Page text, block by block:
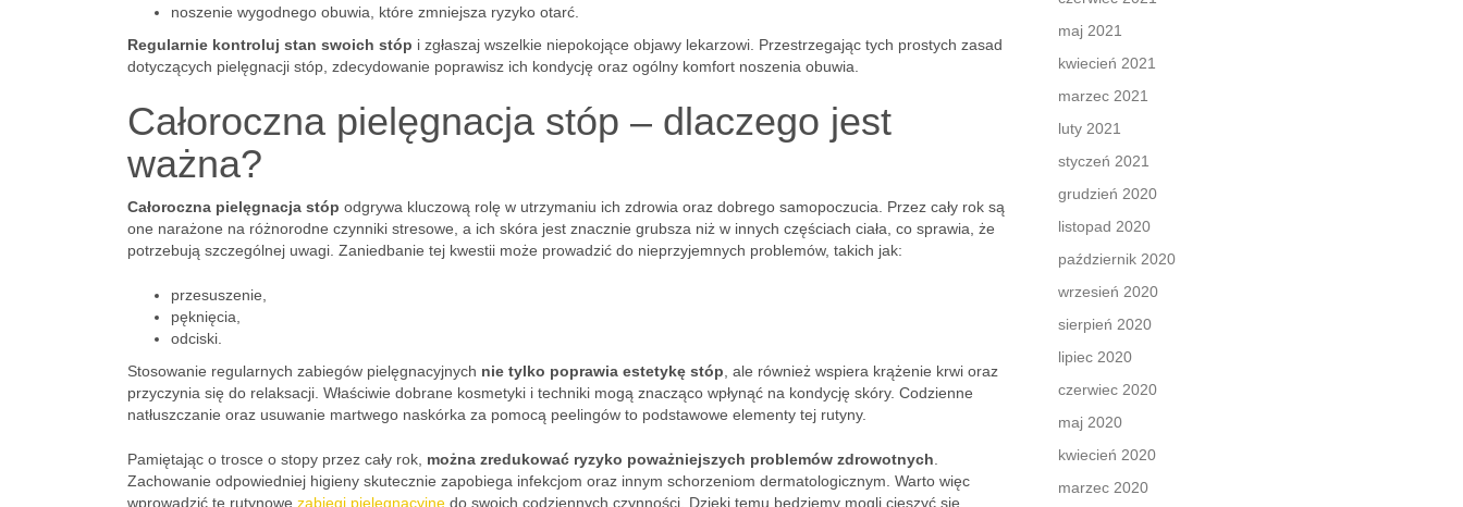
noszenie wygodnego obuwia, które zmniejsza ryzyko otarć.
Regularnie kontroluj stan swoich stóp i zgłaszaj wszelkie niepokojące objawy lekarzowi. Przestrzegając tych prostych zasad
dotyczących pielęgnacji stóp, zdecydowanie poprawisz ich kondycję oraz ogólny komfort noszenia obuwia.
Całoroczna pielęgnacja stóp – dlaczego jest
ważna?
Całoroczna pielęgnacja stóp odgrywa kluczową rolę w utrzymaniu ich zdrowia oraz dobrego samopoczucia. Przez cały rok są
one narażone na różnorodne czynniki stresowe, a ich skóra jest znacznie grubsza niż w innych częściach ciała, co sprawia, że
potrzebują szczególnej uwagi. Zaniedbanie tej kwestii może prowadzić do nieprzyjemnych problemów, takich jak:
przesuszenie,
pęknięcia,
odciski.
Stosowanie regularnych zabiegów pielęgnacyjnych nie tylko poprawia estetykę stóp , ale również wspiera krążenie krwi oraz
przyczynia się do relaksacji. Właściwie dobrane kosmetyki i techniki mogą znacząco wpłynąć na kondycję skóry. Codzienne
natłuszczanie oraz usuwanie martwego naskórka za pomocą peelingów to podstawowe elementy tej rutyny.
Pamiętając o trosce o stopy przez cały rok, można zredukować ryzyko poważniejszych problemów zdrowotnych
Zachowanie odpowiedniej higieny skutecznie zapobiega infekcjom oraz innym schorzeniom dermatologicznym. Warto więc
wprowadzić te rutynowe zabiegi pielęgnacyjne do swoich codziennych czynności. Dzięki temu będziemy mogli cieszyć się
maj 2021
kwiecień 2021
marzec 2021
luty 2021
styczeń 2021
grudzień 2020
listopad 2020
październik 2020
wrzesień 2020
sierpień 2020
lipiec 2020
czerwiec 2020
maj 2020
kwiecień 2020
marzec 2020